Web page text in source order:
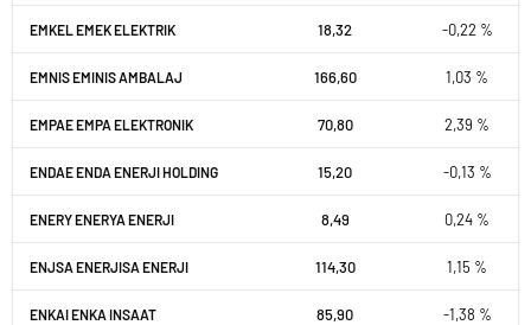
EMKEL EMEK ELEKTRIK 18,32 -0,22 %
EMNIS EMINIS AMBALAJ 166,60 1,03 %
EMPAE EMPA ELEKTRONIK 70,80 2,39 %
ENDAE ENDA ENERJI HOLDING 15,20 -0,13 %
ENERY ENERYA ENERJI 8,49 0,24 %
ENJSA ENERJISA ENERJI 114,30 1,15 %
ENKAI ENKA INSAAT 85,90 -1,38 %